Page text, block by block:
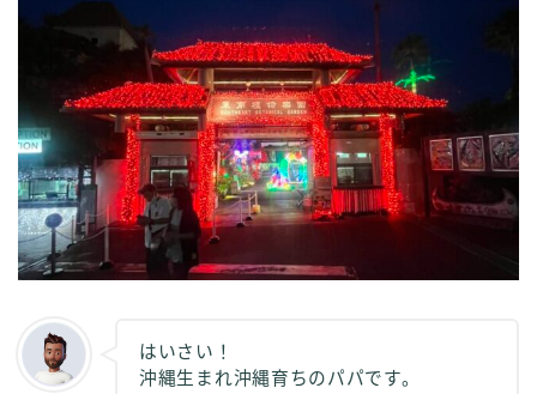
沖縄穴場アウトドア、ピクニック、子連れ公園
理学療法士の学生時代
はいさい！
沖縄生まれ沖縄育ちのパパです。